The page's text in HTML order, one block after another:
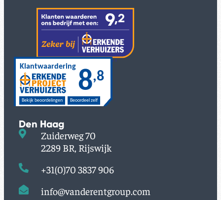
Den Haag
Zuiderweg 70
2289 BR, Rijswijk
+31(0)70 3837 906
info@vanderentgroup.com